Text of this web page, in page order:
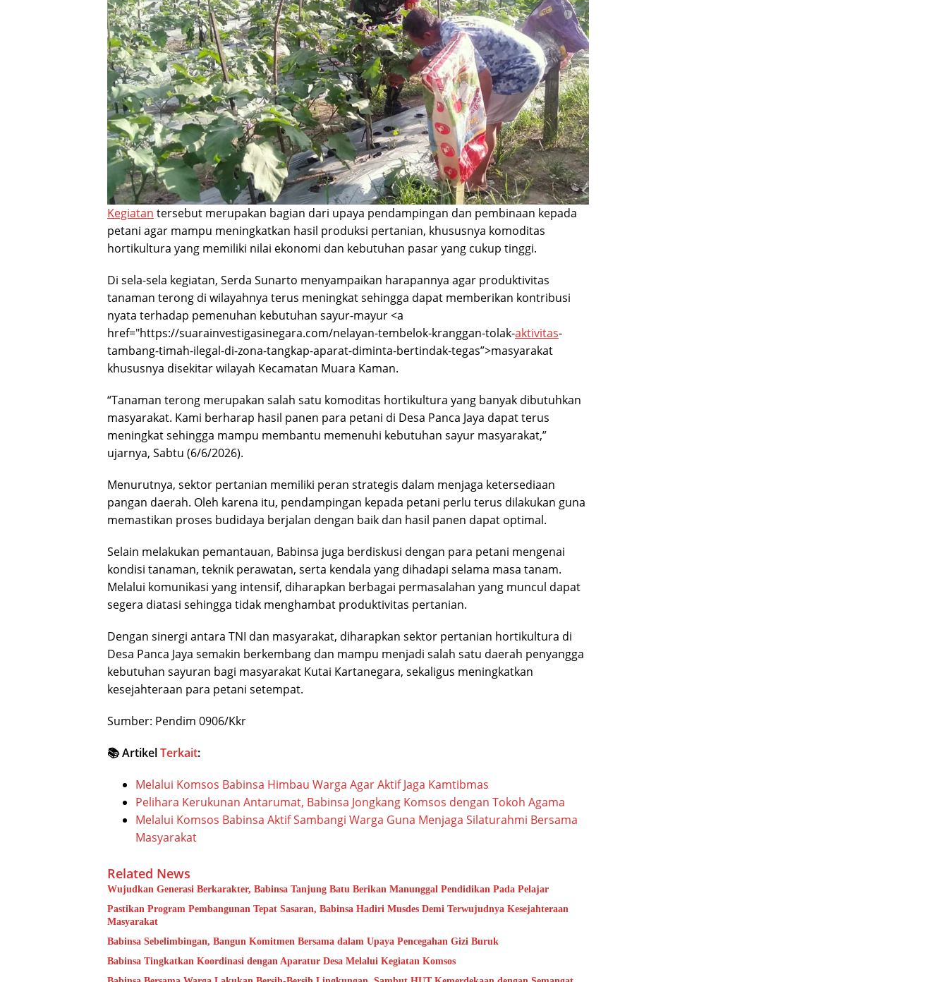
Kegiatan tersebut merupakan bagian dari upaya pendampingan dan pembinaan kepada
petani agar mampu meningkatkan hasil produksi pertanian, khususnya komoditas
hortikultura yang memiliki nilai ekonomi dan kebutuhan pasar yang cukup tinggi.
Di sela-sela kegiatan, Serda Sunarto menyampaikan harapannya agar produktivitas
tanaman terong di wilayahnya terus meningkat sehingga dapat memberikan kontribusi
nyata terhadap pemenuhan kebutuhan sayur-mayur <a
href="https://suarainvestigasinegara.com/nelayan-tembelok-kranggan-tolak-aktivitas-
tambang-timah-ilegal-di-zona-tangkap-aparat-diminta-bertindak-tegas”>masyarakat
khususnya disekitar wilayah Kecamatan Muara Kaman.
“Tanaman terong merupakan salah satu komoditas hortikultura yang banyak dibutuhkan
masyarakat. Kami berharap hasil panen para petani di Desa Panca Jaya dapat terus
meningkat sehingga mampu membantu memenuhi kebutuhan sayur masyarakat,”
ujarnya, Sabtu (6/6/2026).
Menurutnya, sektor pertanian memiliki peran strategis dalam menjaga ketersediaan
pangan daerah. Oleh karena itu, pendampingan kepada petani perlu terus dilakukan guna
memastikan proses budidaya berjalan dengan baik dan hasil panen dapat optimal.
Selain melakukan pemantauan, Babinsa juga berdiskusi dengan para petani mengenai
kondisi tanaman, teknik perawatan, serta kendala yang dihadapi selama masa tanam.
Melalui komunikasi yang intensif, diharapkan berbagai permasalahan yang muncul dapat
segera diatasi sehingga tidak menghambat produktivitas pertanian.
Dengan sinergi antara TNI dan masyarakat, diharapkan sektor pertanian hortikultura di
Desa Panca Jaya semakin berkembang dan mampu menjadi salah satu daerah penyangga
kebutuhan sayuran bagi masyarakat Kutai Kartanegara, sekaligus meningkatkan
kesejahteraan para petani setempat.
Sumber: Pendim 0906/Kkr
📚 ArtikelTerkait:
Melalui Komsos Babinsa Himbau Warga Agar Aktif Jaga Kamtibmas
Pelihara Kerukunan Antarumat, Babinsa Jongkang Komsos dengan Tokoh Agama
Melalui Komsos Babinsa Aktif Sambangi Warga Guna Menjaga Silaturahmi Bersama
Masyarakat
Related News
Wujudkan Generasi Berkarakter, Babinsa Tanjung Batu Berikan Manunggal Pendidikan Pada Pelajar
Pastikan Program Pembangunan Tepat Sasaran, Babinsa Hadiri Musdes Demi Terwujudnya Kesejahteraan
Masyarakat
Babinsa Sebelimbingan, Bangun Komitmen Bersama dalam Upaya Pencegahan Gizi Buruk
Babinsa Tingkatkan Koordinasi dengan Aparatur Desa Melalui Kegiatan Komsos